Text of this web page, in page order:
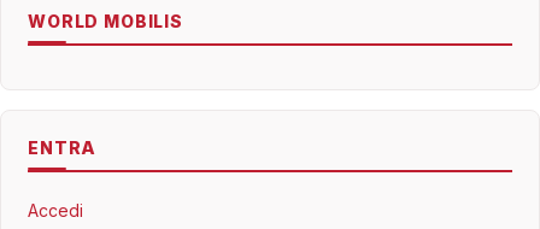
WORLD MOBILIS
ENTRA
Accedi